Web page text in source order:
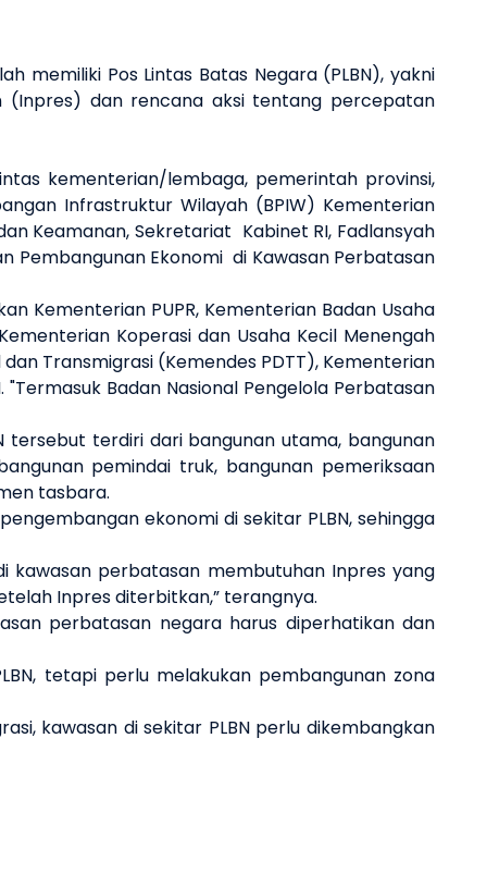
Pos Lintas Batas Negara (PLBN), yakni
(Inpres) dan rencana aksi tentang percepatan
kementerian/lembaga, pemerintah provinsi,
Infrastruktur Wilayah (BPIW) Kementerian
Keamanan, Sekretariat Kabinet RI, Fadlansyah
Pembangunan Ekonomi di Kawasan Perbatasan
Kementerian PUPR, Kementerian Badan Usaha
Koperasi dan Usaha Kecil Menengah
Transmigrasi (Kemendes PDTT), Kementerian
Badan Nasional Pengelola Perbatasan
tersebut terdiri dari bangunan utama, bangunan
pemindai truk, bangunan pemeriksaan
tasbara.
ekonomi di sekitar PLBN, sehingga
kawasan perbatasan membutuhan Inpres yang
Inpres diterbitkan,” terangnya.
perbatasan negara harus diperhatikan dan
tetapi perlu melakukan pembangunan zona
kawasan di sekitar PLBN perlu dikembangkan